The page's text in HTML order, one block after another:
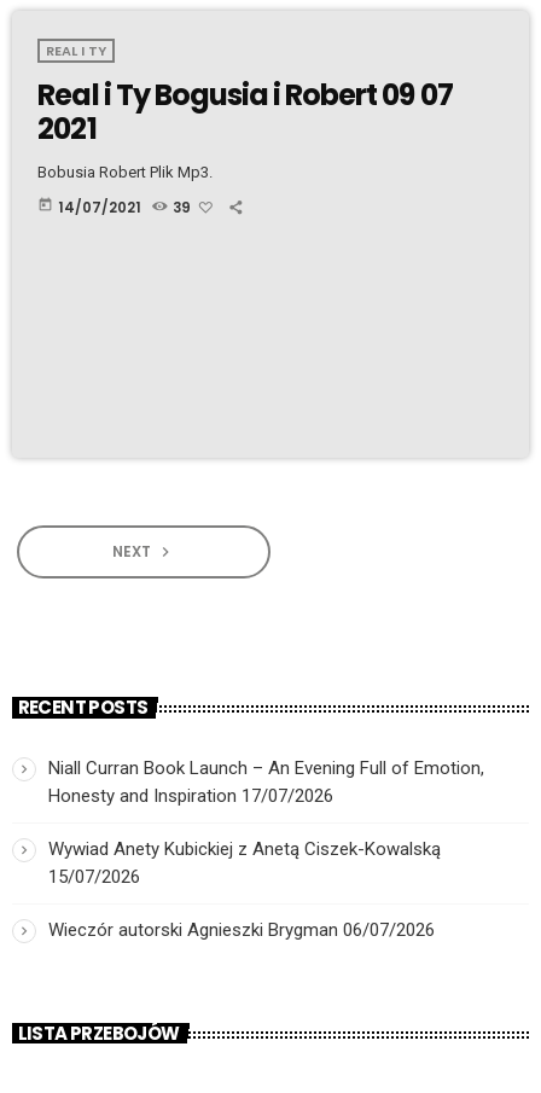
REAL I TY
Real i Ty Bogusia i Robert 09 07
2021
Bobusia Robert Plik Mp3.
today 14/07/2021 39
NEXT navigate_next
RECENT POSTS
Niall Curran Book Launch – An Evening Full of Emotion,
Honesty and Inspiration 17/07/2026
Wywiad Anety Kubickiej z Anetą Ciszek-Kowalską
15/07/2026
Wieczór autorski Agnieszki Brygman 06/07/2026
LISTA PRZEBOJÓW